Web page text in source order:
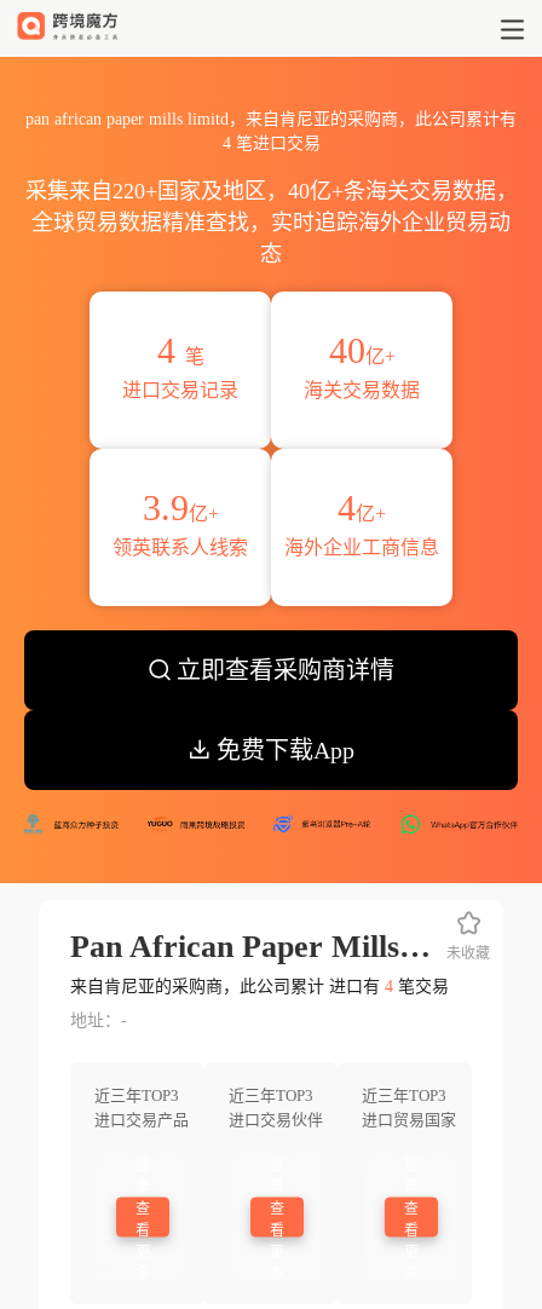
pan african paper mills limitd，来自肯尼亚的采购商，此公司累计有
4笔进口交易
采集来自220+国家及地区，40亿+条海关交易数据，
全球贸易数据精准查找，实时追踪海外企业贸易动
态
4 笔
进口交易记录
40亿+
海关交易数据
3.9亿+
领英联系人线索
4亿+
海外企业工商信息
立即查看采购商详情
免费下载App
Pan African Paper Mills Limitd
来自肯尼亚的采购商，此公司累计 进口有 4笔交易
地址：-
近三年TOP3
进口交易产品
查
看
近三年TOP3
进口交易伙伴
查
看
近三年TOP3
进口贸易国家
查
看
未收藏